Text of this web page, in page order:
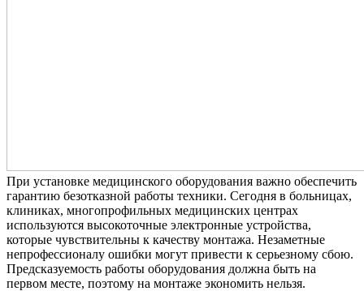
При установке медицинского оборудования важно обеспечить
гарантию безотказной работы техники. Сегодня в больницах,
клиниках, многопрофильных медицинских центрах
используются высокоточные электронные устройства,
которые чувствительны к качеству монтажа. Незаметные
непрофессионалу ошибки могут привести к серьезному сбою.
Предсказуемость работы оборудования должна быть на
первом месте, поэтому на монтаже экономить нельзя.